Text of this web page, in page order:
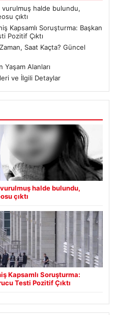
vurulmuş halde bulundu,
çıktı
Kapsamlı Soruşturma: Başkan
Pozitif Çıktı
Saat Kaçta? Güncel
Alanları
ve İlgili Detaylar
halde bulundu,
çıktı
Kapsamlı Soruşturma:
Testi Pozitif Çıktı